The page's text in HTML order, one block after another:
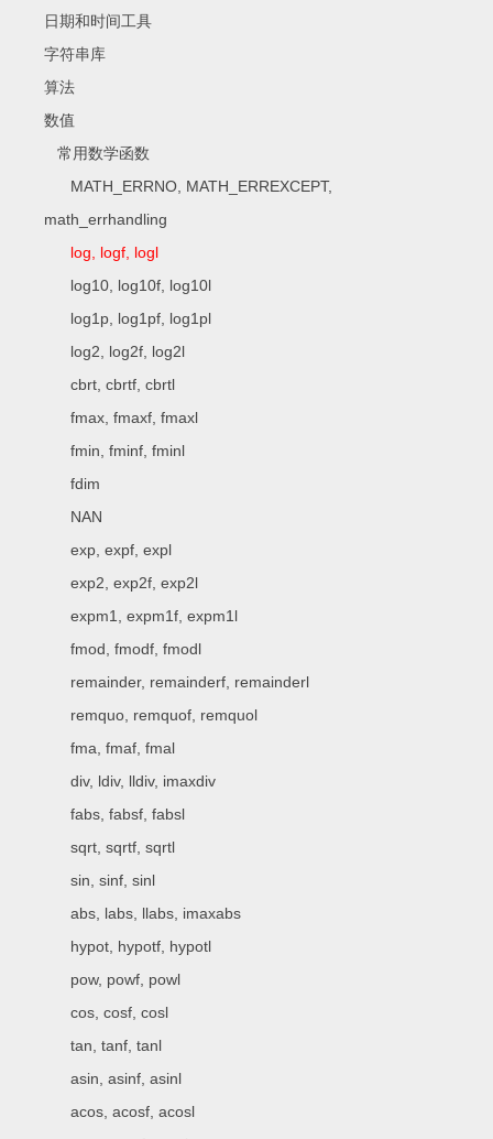
日期和时间工具
字符串库
算法
数值
常用数学函数
MATH_ERRNO, MATH_ERREXCEPT,
math_errhandling
log, logf, logl
log10, log10f, log10l
log1p, log1pf, log1pl
log2, log2f, log2l
cbrt, cbrtf, cbrtl
fmax, fmaxf, fmaxl
fmin, fminf, fminl
fdim
NAN
exp, expf, expl
exp2, exp2f, exp2l
expm1, expm1f, expm1l
fmod, fmodf, fmodl
remainder, remainderf, remainderl
remquo, remquof, remquol
fma, fmaf, fmal
div, ldiv, lldiv, imaxdiv
fabs, fabsf, fabsl
sqrt, sqrtf, sqrtl
sin, sinf, sinl
abs, labs, llabs, imaxabs
hypot, hypotf, hypotl
pow, powf, powl
cos, cosf, cosl
tan, tanf, tanl
asin, asinf, asinl
acos, acosf, acosl